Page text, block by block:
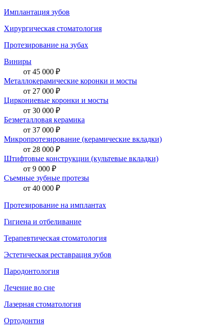
Имплантация зубов
Хирургическая стоматология
Протезирование на зубах
Виниры
от 45 000 ₽
Металлокерамические коронки и мосты
от 27 000 ₽
Циркониевые коронки и мосты
от 30 000 ₽
Безметалловая керамика
от 37 000 ₽
Микропротезирование (керамические вкладки)
от 28 000 ₽
Штифтовые конструкции (культевые вкладки)
от 9 000 ₽
Съемные зубные протезы
от 40 000 ₽
Протезирование на имплантах
Гигиена и отбеливание
Терапевтическая стоматология
Эстетическая реставрация зубов
Пародонтология
Лечение во сне
Лазерная стоматология
Ортодонтия